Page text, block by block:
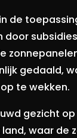
de
door
gedaald,
te wekken.
gezicht
waar de